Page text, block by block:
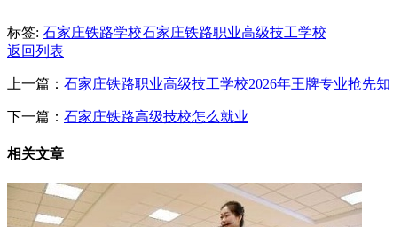
标签: 石家庄铁路学校石家庄铁路职业高级技工学校
返回列表
上一篇： 石家庄铁路职业高级技工学校2026年王牌专业抢先知
下一篇： 石家庄铁路高级技校怎么就业
相关文章